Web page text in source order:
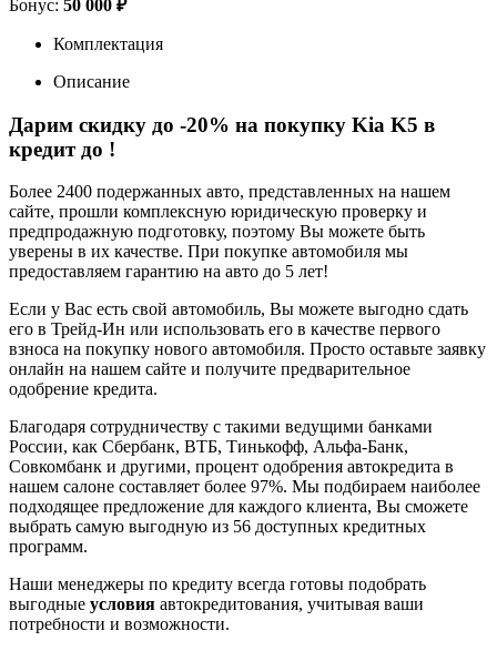
Бонус: 50 000 ₽
Комплектация
Описание
Дарим скидку до -20% на покупку Kia K5 в
кредит до !
Более 2400 подержанных авто, представленных на нашем
сайте, прошли комплексную юридическую проверку и
предпродажную подготовку, поэтому Вы можете быть
уверены в их качестве. При покупке автомобиля мы
предоставляем гарантию на авто до 5 лет!
Если у Вас есть свой автомобиль, Вы можете выгодно сдать
его в Трейд-Ин или использовать его в качестве первого
взноса на покупку нового автомобиля. Просто оставьте заявку
онлайн на нашем сайте и получите предварительное
одобрение кредита.
Благодаря сотрудничеству с такими ведущими банками
России, как Сбербанк, ВТБ, Тинькофф, Альфа-Банк,
Совкомбанк и другими, процент одобрения автокредита в
нашем салоне составляет более 97%. Мы подбираем наиболее
подходящее предложение для каждого клиента, Вы сможете
выбрать самую выгодную из 56 доступных кредитных
программ.
Наши менеджеры по кредиту всегда готовы подобрать
выгодные условия автокредитования, учитывая ваши
потребности и возможности.